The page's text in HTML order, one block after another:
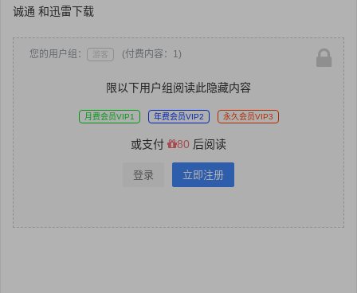
诚通 和迅雷下载
您的用户组： 游客 (付费内容：1)
限以下用户组阅读此隐藏内容
月费会员VIP1 年费会员VIP2 永久会员VIP3
或支付 80 后阅读
登录 立即注册